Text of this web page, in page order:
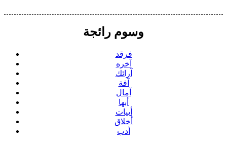
وسوم رائجة
فرقد
آخره
آرائك
آفة
آمال
أبها
أبيات
أخلاق
أدب